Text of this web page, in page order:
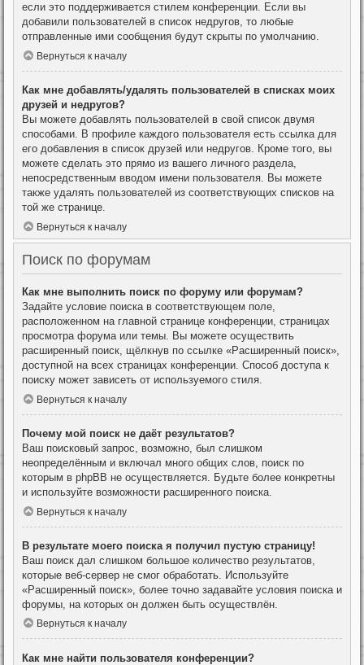
если это поддерживается стилем конференции. Если вы
добавили пользователей в список недругов, то любые
отправленные ими сообщения будут скрыты по умолчанию.
Вернуться к началу
Как мне добавлять/удалять пользователей в списках моих
друзей и недругов?
Вы можете добавлять пользователей в свой список двумя
способами. В профиле каждого пользователя есть ссылка для
его добавления в список друзей или недругов. Кроме того, вы
можете сделать это прямо из вашего личного раздела,
непосредственным вводом имени пользователя. Вы можете
также удалять пользователей из соответствующих списков на
той же странице.
Вернуться к началу
Поиск по форумам
Как мне выполнить поиск по форуму или форумам?
Задайте условие поиска в соответствующем поле,
расположенном на главной странице конференции, страницах
просмотра форума или темы. Вы можете осуществить
расширенный поиск, щёлкнув по ссылке «Расширенный поиск»,
доступной на всех страницах конференции. Способ доступа к
поиску может зависеть от используемого стиля.
Вернуться к началу
Почему мой поиск не даёт результатов?
Ваш поисковый запрос, возможно, был слишком
неопределённым и включал много общих слов, поиск по
которым в phpBB не осуществляется. Будьте более конкретны
и используйте возможности расширенного поиска.
Вернуться к началу
В результате моего поиска я получил пустую страницу!
Ваш поиск дал слишком большое количество результатов,
которые веб-сервер не смог обработать. Используйте
«Расширенный поиск», более точно задавайте условия поиска и
форумы, на которых он должен быть осуществлён.
Вернуться к началу
Как мне найти пользователя конференции?